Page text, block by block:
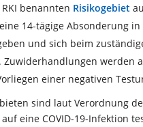
benannten Risikogebiet
14-tägige Absonderung
und sich beim
Zuwiderhandlungen werden
einer negativen
sind laut Verordnung
eine COVID-19-Infektion